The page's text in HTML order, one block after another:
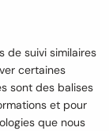
de suivi similaires
certaines
sont des balises
et pour
que nous